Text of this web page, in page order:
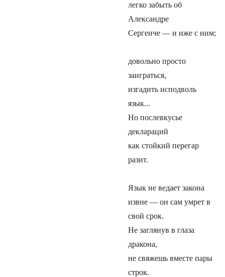
легко забыть об
Александре
Сергеиче — и иже с ним;
довольно просто
заиграться,
изгадить исподволь
язык...
Но послевкусье
деклараций
как стойкий перегар
разит.
Язык не ведает закона
извне — он сам умрет в
свой срок.
Не заглянув в глаза
дракона,
не свяжешь вместе пары
строк.